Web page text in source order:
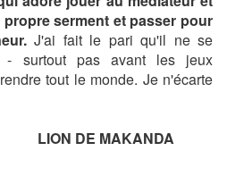
serment et passer pour
J'ai fait le pari qu'il ne se
surtout pas avant les jeux
tout le monde. Je n'écarte